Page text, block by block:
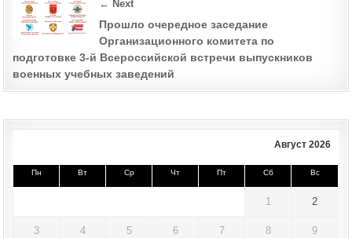
← Next
Прошло очередное заседание
Организационного комитета по
подготовке 3-й Всероссийской встречи выпускников
военных учебных заведений
Август 2026
Пн Вт Ср Чт Пт Сб Вс
1 2
3 4 5 6 7 8 9